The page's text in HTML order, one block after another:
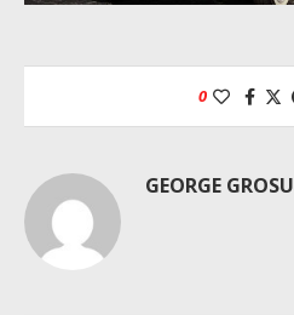
0
GEORGE GROSU